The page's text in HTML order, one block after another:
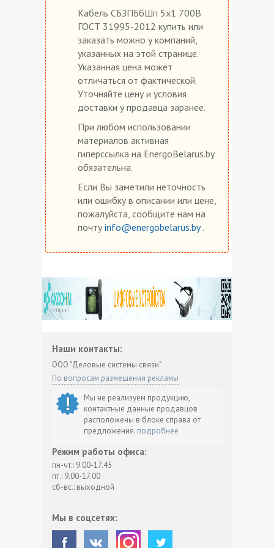
Кабель СБЗПБбШп 5х1 700В
ГОСТ 31995-2012 купить или
заказать можно у компаний,
указанных на этой странице.
Указанная цена может
отличаться от фактической.
Уточняйте цену и условия
доставки у продавца заранее.
При любом использовании
материалов активная
гиперссылка на EnergoBelarus.by
обязательна.
Если Вы заметили неточность
или ошибку в описании или цене,
пожалуйста, сообщите нам на
почту info@energobelarus.by.
Наши контакты:
ООО "Деловые системы связи"
По вопросам размещения рекламы
Мы не реализуем продукцию,
контактные данные продавцов
расположены в блоке справа от
предложения. подробнее
Режим работы офиса:
пн-чт.: 9.00-17.45
пт.: 9.00-17.00
сб-вс.: выходной
Мы в соцсетях: